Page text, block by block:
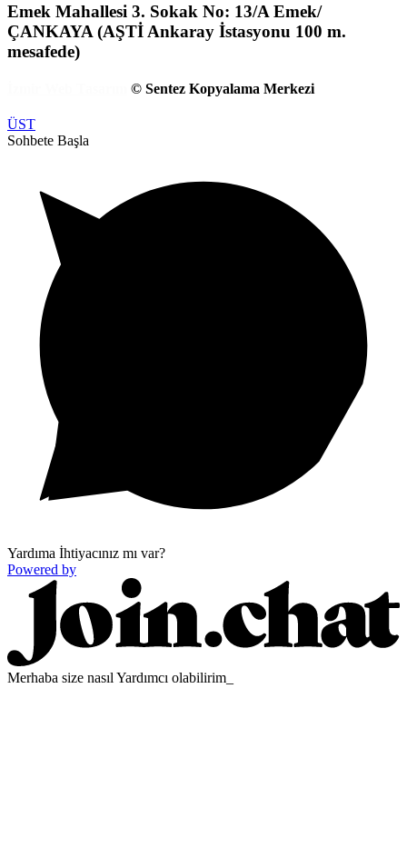
Emek Mahallesi 3. Sokak No: 13/A Emek/
ÇANKAYA (AŞTİ Ankaray İstasyonu 100 m.
mesafede)
© Sentez Kopyalama Merkezi
ÜST
Sohbete Başla
Yardıma İhtiyacınız mı var?
Powered by
Merhaba size nasıl Yardımcı olabilirim_